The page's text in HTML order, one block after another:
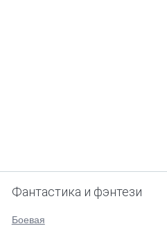
Фантастика и фэнтези
Боевая